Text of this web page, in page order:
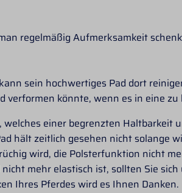
regelmäßig Aufmerksamkeit
sein hochwertiges Pad dort
verformen könnte, wenn es in eine
welches einer begrenzten
hält zeitlich gesehen nicht solange
wird, die Polsterfunktion nicht
mehr elastisch ist, sollten Sie
Ihres Pferdes wird es Ihnen Danken.